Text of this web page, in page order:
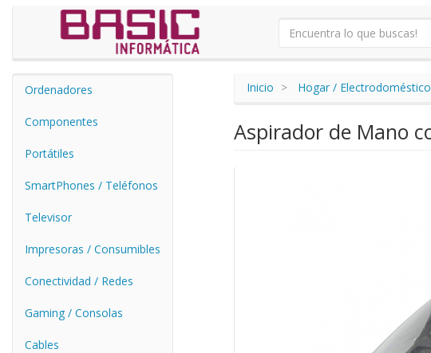
Ordenadores
Componentes
Portátiles
SmartPhones / Teléfonos
Televisor
Impresoras / Consumibles
Conectividad / Redes
Gaming / Consolas
Cables
Inicio Hogar /
Aspirador de Mano